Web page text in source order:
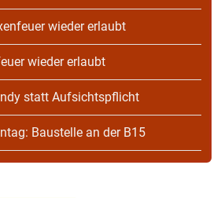
wieder erlaubt
wieder erlaubt
statt Aufsichtspflicht
Baustelle an der B15